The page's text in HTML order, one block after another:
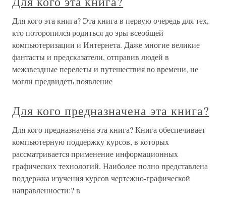
Для кого эта книга? Эта книга в первую очередь для тех,
кто поторопился родиться до эры всеобщей
компьютеризации и Интернета. Даже многие великие
фантасты и предсказатели, отправив людей в
межзвездные перелеты и путешествия во времени, не
могли предвидеть появление
Для кого предназначена эта книга?
Для кого предназначена эта книга? Книга обеспечивает
компьютерную поддержку курсов, в которых
рассматривается применение информационных
графических технологий. Наиболее полно представлена
поддержка изучения курсов чертежно-графической
направленности:? в